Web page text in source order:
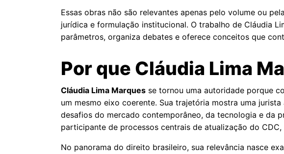
Essas obras não são relevantes apenas pelo volume ou
jurídica e formulação institucional. O trabalho de Cláudia
parâmetros, organiza debates e oferece conceitos que
Por que Cláudia Lima
Cláudia Lima Marques se tornou uma autoridade porque
um mesmo eixo coerente. Sua trajetória mostra uma
desafios do mercado contemporâneo, da tecnologia e da
participante de processos centrais de atualização do
No panorama do direito brasileiro, sua relevância nasce